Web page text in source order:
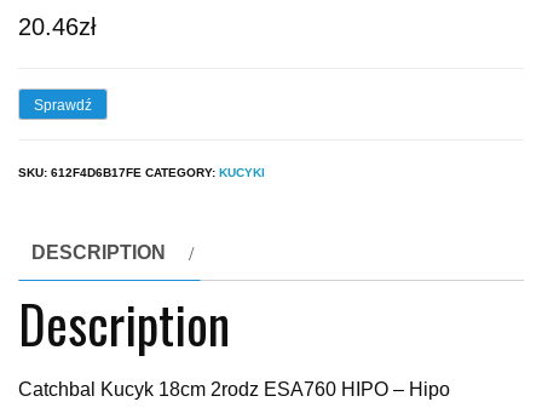
20.46zł
Sprawdź
SKU: 612F4D6B17FE CATEGORY: KUCYKI
DESCRIPTION
Description
Catchbal Kucyk 18cm 2rodz ESA760 HIPO – Hipo